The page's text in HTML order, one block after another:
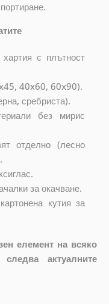
с плътност
40x60, 60x90).
сребриста).
без мирис
отделно (лесно
за окачване.
кутия за
елемент на всяко
актуалните